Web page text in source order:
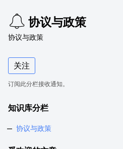
协议与政策
协议与政策
关注
订阅此分栏接收通知。
知识库分栏
协议与政策